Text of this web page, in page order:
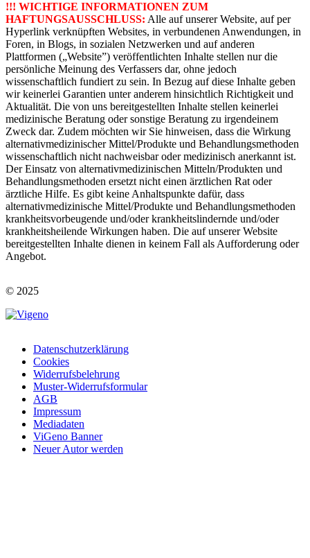
!!! WICHTIGE INFORMATIONEN ZUM
HAFTUNGSAUSSCHLUSS: Alle auf unserer Website, auf per
Hyperlink verknüpften Websites, in verbundenen Anwendungen, in
Foren, in Blogs, in sozialen Netzwerken und auf anderen
Plattformen („Website”) veröffentlichten Inhalte stellen nur die
persönliche Meinung des Verfassers dar, ohne jedoch
wissenschaftlich fundiert zu sein. In Bezug auf diese Inhalte geben
wir keinerlei Garantien unter anderem hinsichtlich Richtigkeit und
Aktualität. Die von uns bereitgestellten Inhalte stellen keinerlei
medizinische Beratung oder sonstige Beratung zu irgendeinem
Zweck dar. Zudem möchten wir Sie hinweisen, dass die Wirkung
alternativmedizinischer Mittel/Produkte und Behandlungsmethoden
wissenschaftlich nicht nachweisbar oder medizinisch anerkannt ist.
Der Einsatz von alternativmedizinischen Mitteln/Produkten und
Behandlungsmethoden ersetzt nicht einen ärztlichen Rat oder
ärztliche Hilfe. Es gibt keine Anhaltspunkte dafür, dass
alternativmedizinische Mittel/Produkte und Behandlungsmethoden
krankheitsvorbeugende und/oder krankheitslindernde und/oder
krankheitsheilende Wirkungen haben. Die auf unserer Website
bereitgestellten Inhalte dienen in keinem Fall als Aufforderung oder
Angebot.
© 2025
2023
Datenschutzerklärung
Cookies
Widerrufsbelehrung
Muster-Widerrufsformular
AGB
Impressum
Mediadaten
ViGeno Banner
Neuer Autor werden